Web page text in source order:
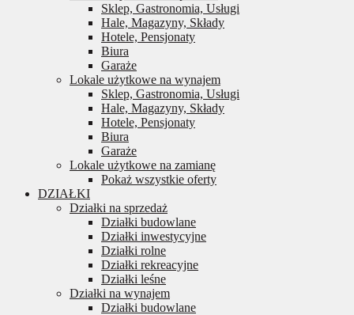
Sklep, Gastronomia, Usługi
Hale, Magazyny, Składy
Hotele, Pensjonaty
Biura
Garaże
Lokale użytkowe na wynajem
Sklep, Gastronomia, Usługi
Hale, Magazyny, Składy
Hotele, Pensjonaty
Biura
Garaże
Lokale użytkowe na zamianę
Pokaż wszystkie oferty
DZIAŁKI
Działki na sprzedaż
Działki budowlane
Działki inwestycyjne
Działki rolne
Działki rekreacyjne
Działki leśne
Działki na wynajem
Działki budowlane